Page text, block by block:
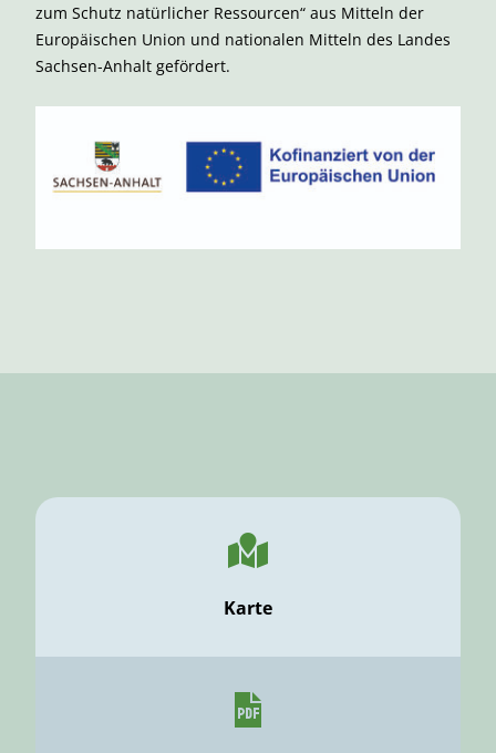
zum Schutz natürlicher Ressourcen“ aus Mitteln der
Europäischen Union und nationalen Mitteln des Landes
Sachsen-Anhalt gefördert.
Karte